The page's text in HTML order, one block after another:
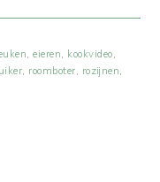
,eieren kookvideo
roomboter rozijnen